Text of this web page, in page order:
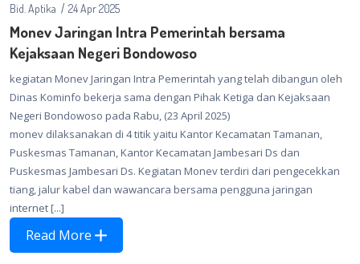
Bid. Aptika 24 Apr 2025
Monev Jaringan Intra Pemerintah bersama
Kejaksaan Negeri Bondowoso
kegiatan Monev Jaringan Intra Pemerintah yang telah dibangun oleh
Dinas Kominfo bekerja sama dengan Pihak Ketiga dan Kejaksaan
Negeri Bondowoso pada Rabu, (23 April 2025)
monev dilaksanakan di 4 titik yaitu Kantor Kecamatan Tamanan,
Puskesmas Tamanan, Kantor Kecamatan Jambesari Ds dan
Puskesmas Jambesari Ds. Kegiatan Monev terdiri dari pengecekkan
tiang, jalur kabel dan wawancara bersama pengguna jaringan
internet [...]
Read More